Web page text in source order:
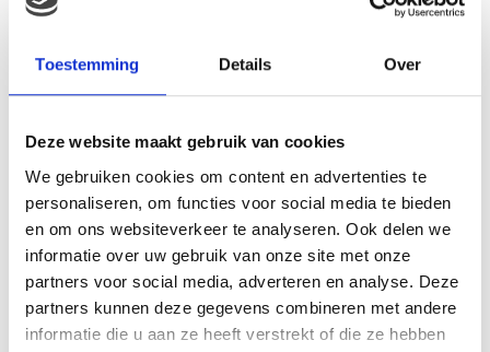
Toestemming Details Over
Deze website maakt gebruik van cookies
We gebruiken cookies om content en advertenties te
personaliseren, om functies voor social media te bieden
en om ons websiteverkeer te analyseren. Ook delen we
informatie over uw gebruik van onze site met onze
partners voor social media, adverteren en analyse. Deze
partners kunnen deze gegevens combineren met andere
informatie die u aan ze heeft verstrekt of die ze hebben
Gerelateerde producten